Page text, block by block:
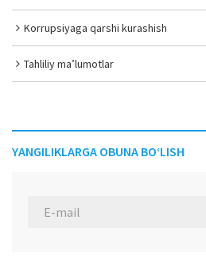
Korrupsiyaga qarshi kurashish
Tahliliy ma’lumotlar
YANGILIKLARGA OBUNA BO‘LISH